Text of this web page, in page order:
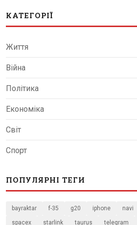
КАТЕГОРІЇ
Життя
Війна
Політика
Економіка
Світ
Спорт
ПОПУЛЯРНІ ТЕГИ
bayraktar f-35 g20 iphone navi
spacex starlink taurus telegram